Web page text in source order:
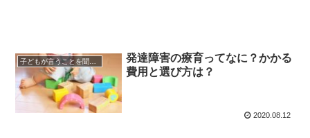
発達障害の療育ってなに？かかる
費用と選び方は？
2020.08.12